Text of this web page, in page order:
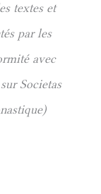
textes et
par les
avec
Societas